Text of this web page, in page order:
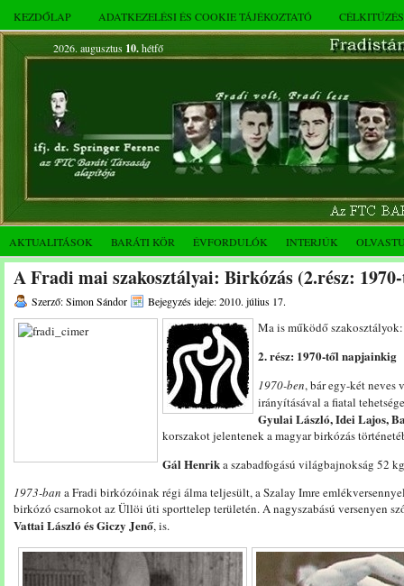
KEZDŐLAP ADATKEZELÉSI ÉS COOKIE TÁJÉKOZTATÓ
2026. augusztus 10.hétfő
AKTUALITÁSOK BARÁTI KÖR ÉVFORDULÓK INTERJÚK
A Fradi mai szakosztályai: Birkózás (2.rész:
Szerző: Simon Sándor Bejegyzés ideje: 2010. július 17.
Ma is működő
2. rész: 1970-től napjainkig
1970-ben, bár egy-két neves
irányításával a fiatal
Gyulai László, Idei Lajos,
korszakot jelentenek a magyar birkózás
Gál Henrika szabadfogású világbajnokság 52
1973-ban a Fradi birkózóinak régi álma teljesült, a Szalay Imre
birkózó csarnokot az Üllöi úti sporttelep területén. A nagyszabású versenyen
Vattai László és Giczy Jenő, is.